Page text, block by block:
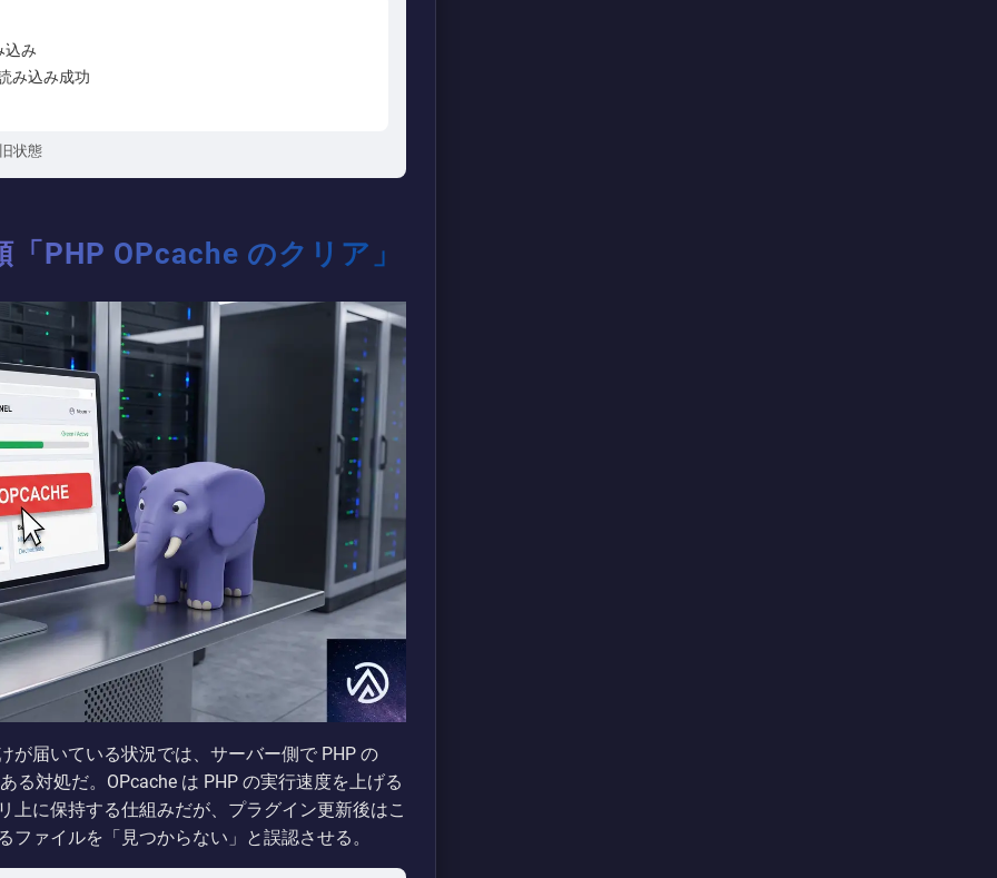
み
み込み成功
状態
PHP OPcache のクリア」
が届いている状況では、サーバー側で PHP の
る対処だ。OPcache は PHP の実行速度を上げる
上に保持する仕組みだが、プラグイン更新後はこ
ァイルを「見つからない」と誤認させる。